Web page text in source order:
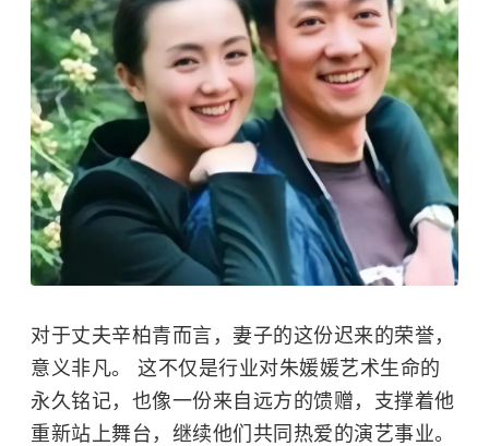
对于丈夫辛柏青而言，妻子的这份迟来的荣誉，
意义非凡。 这不仅是行业对朱媛媛艺术生命的
永久铭记，也像一份来自远方的馈赠，支撑着他
重新站上舞台，继续他们共同热爱的演艺事业。